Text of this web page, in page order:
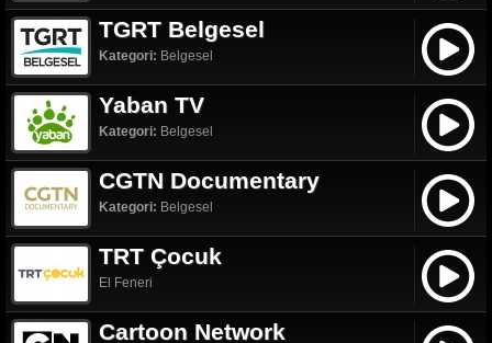
TGRT Belgesel
Kategori: Belgesel
Yaban TV
Kategori: Belgesel
CGTN Documentary
Kategori: Belgesel
TRT Çocuk
El Feneri
Cartoon Network